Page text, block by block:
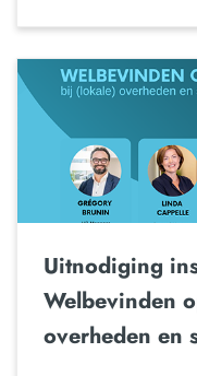
Uitnodiging
Welbevinden
overheden en